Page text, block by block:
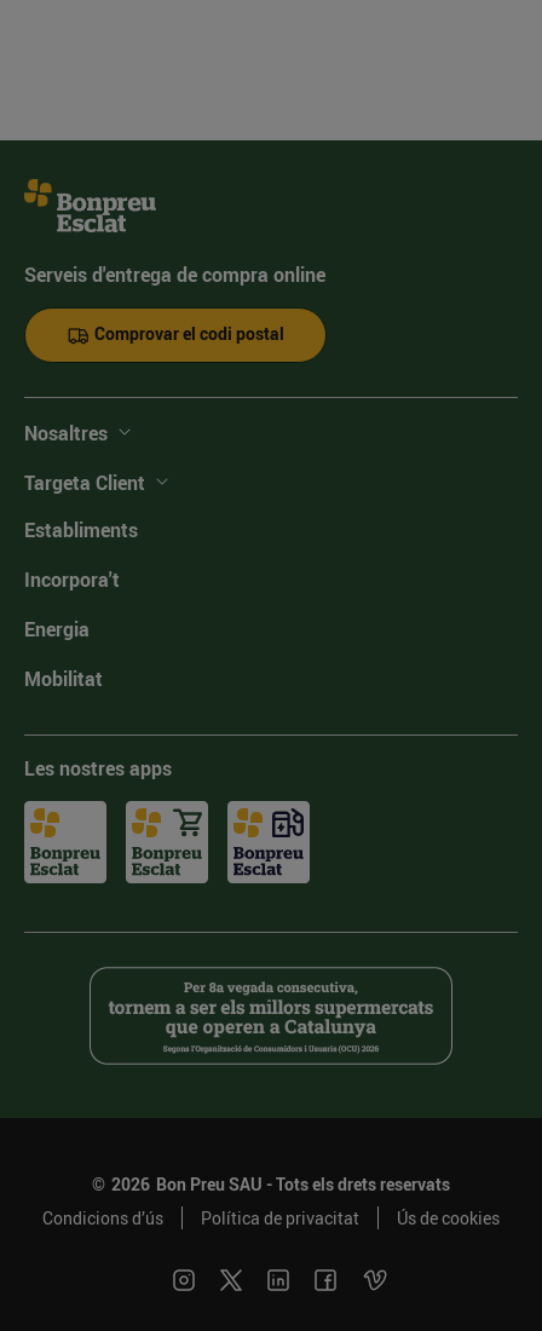
Serveis d'entrega de compra online
Comprovar el codi postal
Nosaltres
Targeta Client
Establiments
Incorpora't
Energia
Mobilitat
Les nostres apps
© 2026 Bon Preu SAU - Tots els drets reservats
Condicions d’ús
Política de privacitat Ús de cookies